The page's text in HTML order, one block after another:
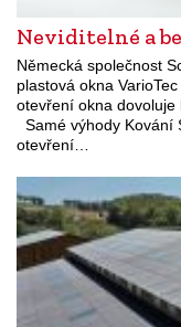
Neviditelné a
Německá společnost
plastová okna
otevření okna
Samé výhody Kování
otevření…